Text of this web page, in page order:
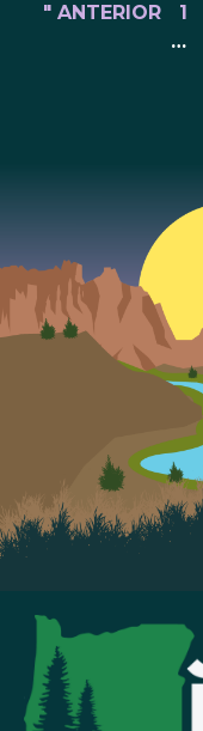
" ANTERIOR 1
…